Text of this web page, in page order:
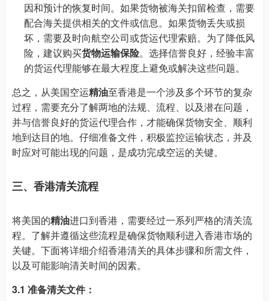
因和预计的恢复时间。如果货物被海关扣留检查，需要
配合海关提供相关的文件或信息。如果货物丢失或损
坏，需要及时向航空公司或货运代理索赔。为了降低风
险，建议购买货物运输保险。选择信誉良好，经验丰富
的货运代理能够在最大程度上避免或解决这些问题。
总之，从美国空运精油至香港是一个涉及多个环节的复杂
过程，需要充分了解两地的法规、流程、以及潜在问题，
并与信誉良好的货运代理合作，才能确保货物安全、顺利
地到达目的地。仔细准备文件，积极监控运输状态，并及
时应对可能出现的问题，是成功完成空运的关键。
三、香港清关流程
将美国的精油进口到香港，需要经过一系列严格的清关流
程。了解并遵循这些流程是确保货物顺利进入香港市场的
关键。下面将详细介绍香港清关的具体步骤和所需文件，
以及可能影响清关时间的因素。
3.1 准备清关文件：